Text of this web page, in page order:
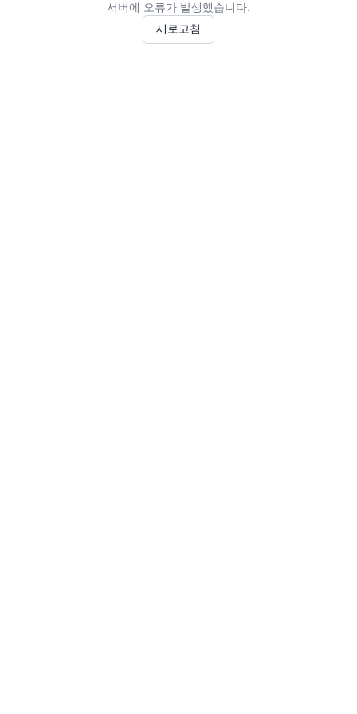
서버에 오류가 발생했습니다.
새로고침